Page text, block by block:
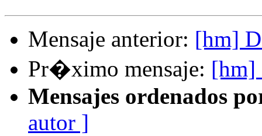
Mensaje anterior: [hm]
Pr�ximo mensaje: [hm]
Mensajes ordenados
autor ]